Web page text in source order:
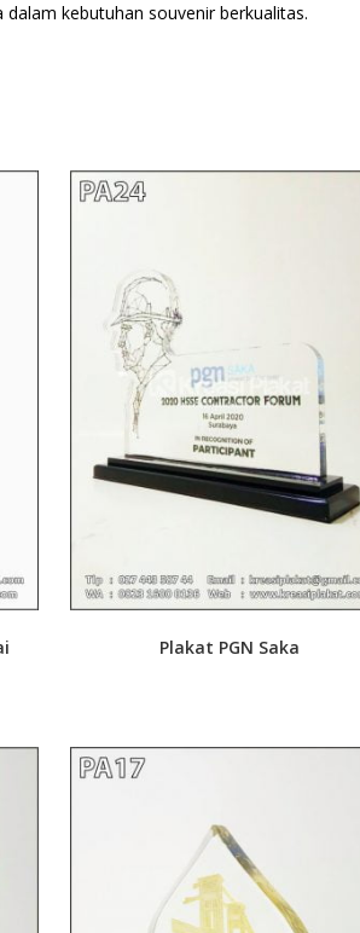
kebutuhan souvenir berkualitas.
Plakat PGN Saka